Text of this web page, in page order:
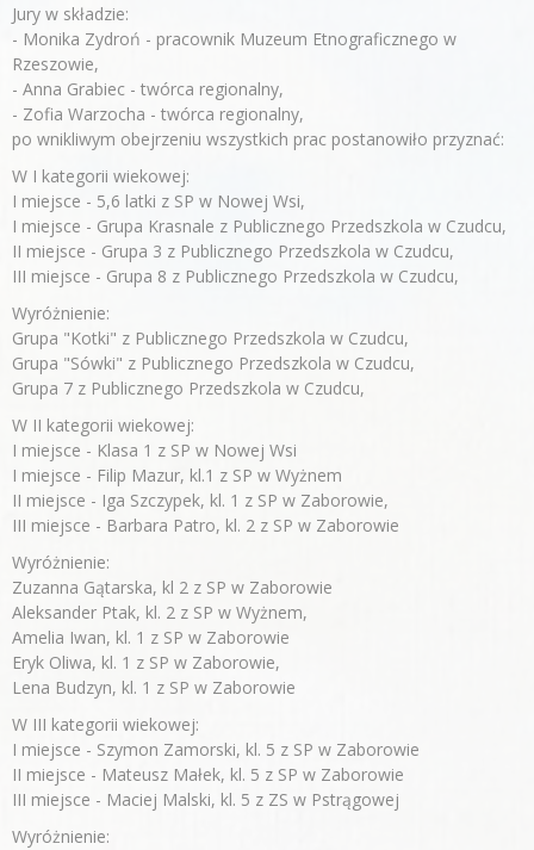
Jury w składzie:
- Monika Zydroń - pracownik Muzeum Etnograficznego w
Rzeszowie,
- Anna Grabiec - twórca regionalny,
- Zofia Warzocha - twórca regionalny,
po wnikliwym obejrzeniu wszystkich prac postanowiło przyznać:
W I kategorii wiekowej:
I miejsce - 5,6 latki z SP w Nowej Wsi,
I miejsce - Grupa Krasnale z Publicznego Przedszkola w Czudcu,
II miejsce - Grupa 3 z Publicznego Przedszkola w Czudcu,
III miejsce - Grupa 8 z Publicznego Przedszkola w Czudcu,
Wyróżnienie:
Grupa "Kotki" z Publicznego Przedszkola w Czudcu,
Grupa "Sówki" z Publicznego Przedszkola w Czudcu,
Grupa 7 z Publicznego Przedszkola w Czudcu,
W II kategorii wiekowej:
I miejsce - Klasa 1 z SP w Nowej Wsi
I miejsce - Filip Mazur, kl.1 z SP w Wyżnem
II miejsce - Iga Szczypek, kl. 1 z SP w Zaborowie,
III miejsce - Barbara Patro, kl. 2 z SP w Zaborowie
Wyróżnienie:
Zuzanna Gątarska, kl 2 z SP w Zaborowie
Aleksander Ptak, kl. 2 z SP w Wyżnem,
Amelia Iwan, kl. 1 z SP w Zaborowie
Eryk Oliwa, kl. 1 z SP w Zaborowie,
Lena Budzyn, kl. 1 z SP w Zaborowie
W III kategorii wiekowej:
I miejsce - Szymon Zamorski, kl. 5 z SP w Zaborowie
II miejsce - Mateusz Małek, kl. 5 z SP w Zaborowie
III miejsce - Maciej Malski, kl. 5 z ZS w Pstrągowej
Wyróżnienie: